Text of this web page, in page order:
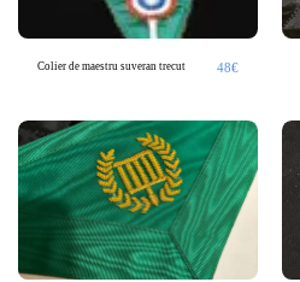
Colier de maestru suveran trecut 48€